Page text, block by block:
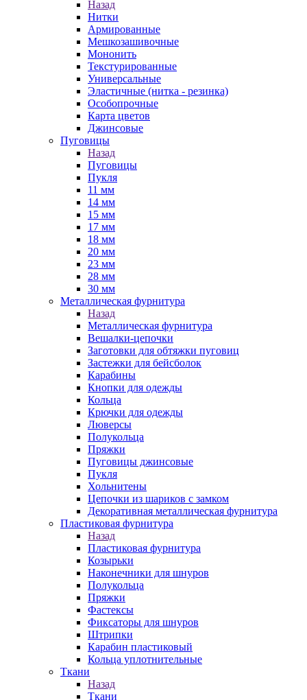
Назад
Нитки
Армированные
Мешкозашивочные
Мононить
Текстурированные
Универсальные
Эластичные (нитка - резинка)
Особопрочные
Карта цветов
Джинсовые
Пуговицы
Назад
Пуговицы
Пукля
11 мм
14 мм
15 мм
17 мм
18 мм
20 мм
23 мм
28 мм
30 мм
Металлическая фурнитура
Назад
Металлическая фурнитура
Вешалки-цепочки
Заготовки для обтяжки пуговиц
Застежки для бейсболок
Карабины
Кнопки для одежды
Кольца
Крючки для одежды
Люверсы
Полукольца
Пряжки
Пуговицы джинсовые
Пукля
Хольнитены
Цепочки из шариков с замком
Декоративная металлическая фурнитура
Пластиковая фурнитура
Назад
Пластиковая фурнитура
Козырьки
Наконечники для шнуров
Полукольца
Пряжки
Фастексы
Фиксаторы для шнуров
Штрипки
Карабин пластиковый
Кольца уплотнительные
Ткани
Назад
Ткани